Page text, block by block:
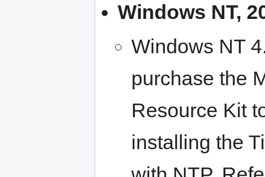
Windows NT,
Windows NT
purchase the
Resource Kit
installing the